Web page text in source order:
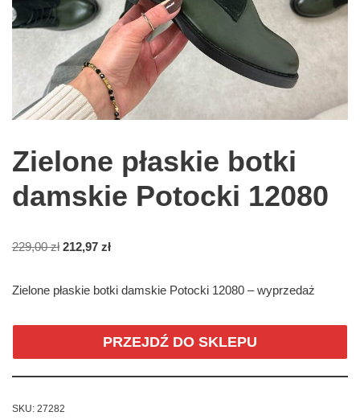
Zielone płaskie botki
damskie Potocki 12080
229,00zł 212,97 zł
Zielone płaskie botki damskie Potocki 12080 – wyprzedaż
PRZEJDŹ DO SKLEPU
SKU: 27282